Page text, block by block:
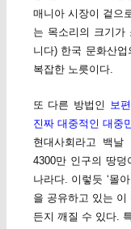
매니아 시장이 겉으
는 목소리의 크기가
니다) 한국 문화산
복잡한 노릇이다.
또 다른 방법인 보
진짜 대중적인 대중
현대사회라고 백
4300만 인구의 땅
나라다. 이렇듯 ‘몰
을 공유하고 있는
든지 깨질 수 있다.